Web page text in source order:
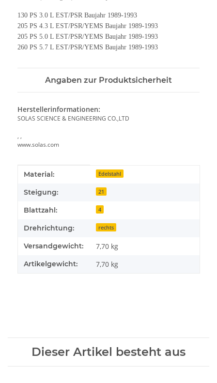
130 PS 3.0 L EST/PSR Baujahr 1989-1993
205 PS 4.3 L EST/PSR/YEMS Baujahr 1989-1993
205 PS 5.0 L EST/PSR/YEMS Baujahr 1989-1993
260 PS 5.7 L EST/PSR/YEMS Baujahr 1989-1993
Angaben zur Produktsicherheit
Herstellerinformationen:
SOLAS SCIENCE & ENGINEERING CO.,LTD
, ,
www.solas.com
Produkteigenschaft
Wert
Material: Edelstahl
Steigung: 21
Blattzahl: 4
Drehrichtung: rechts
Versandgewicht: 7,70 kg
Artikelgewicht: 7,70 kg
Dieser Artikel besteht aus